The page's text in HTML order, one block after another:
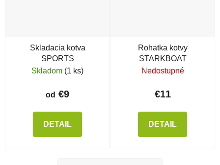
Skladacia kotva
SPORTS
Skladom (1 ks)
od €9
DETAIL
Rohatka kotvy
STARKBOAT
Nedostupné
€11
DETAIL